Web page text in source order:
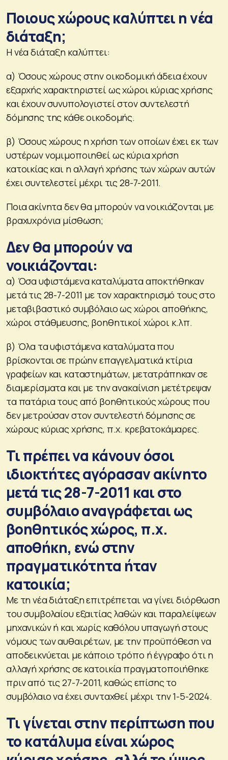
Ποιους χώρους καλύπτει η νέα
διάταξη;
Η νέα διάταξη καλύπτει:
α) Όσους χώρους στην οικοδομική άδεια έχουν
εξαρχής χαρακτηριστεί ως χώροι κύριας χρήσης
και έχουν συνυπολογιστεί στον συντελεστή
δόμησης της κάθε οικοδομής.
β) Όσους χώρους η χρήση των οποίων έχει εκ των
υστέρων νομιμοποιηθεί ως κύρια χρήση
κατοικίας και η αλλαγή χρήσης των χώρων αυτών
έχει συντελεστεί μέχρι τις 28-7-2011.
Ποια ακίνητα δεν θα μπορούν να νοικιάζονται με
βραχυχρόνια μίσθωση;
Δεν θα μπορούν να
νοικιάζονται:
α) Όσα υφιστάμενα καταλύματα αποκτήθηκαν
μετά τις 28-7-2011 με τον χαρακτηρισμό τους στο
μεταβιβαστικό συμβόλαιο ως χώροι αποθήκης,
χώροι στάθμευσης, βοηθητικοί χώροι κ.λπ.
β) Όλα τα υφιστάμενα καταλύματα που
βρίσκονται σε πρώην επαγγελματικά κτίρια
γραφείων και καταστημάτων, μετατράπηκαν σε
διαμερίσματα και με την ανακαίνιση μετέτρεψαν
τα πατάρια τους από βοηθητικούς χώρους που
δεν μετρούσαν στον συντελεστή δόμησης σε
χώρους κύριας χρήσης, π.χ. κρεβατοκάμαρες.
Τι πρέπει να κάνουν όσοι
ιδιοκτήτες αγόρασαν ακίνητο
μετά τις 28-7-2011 και στο
συμβόλαιο αναγράφεται ως
βοηθητικός χώρος, π.χ.
αποθήκη, ενώ στην
πραγματικότητα ήταν
κατοικία;
Με τη νέα διάταξη επιτρέπεται να γίνει διόρθωση
του συμβολαίου εξαιτίας λαθών και παραλείψεων
μηχανικών ή και χωρίς καθόλου υπαγωγή στους
νόμους των αυθαιρέτων, με την προϋπόθεση να
αποδεικνύεται με κάποιο τρόπο ή έγγραφο ότι η
αλλαγή χρήσης σε κατοικία πραγματοποιήθηκε
πριν από τις 27-7-2011, καθώς επίσης το
συμβόλαιο να έχει συνταχθεί μέχρι την 1-5-2024.
Τι γίνεται στην περίπτωση που
το κατάλυμα είναι χώρος